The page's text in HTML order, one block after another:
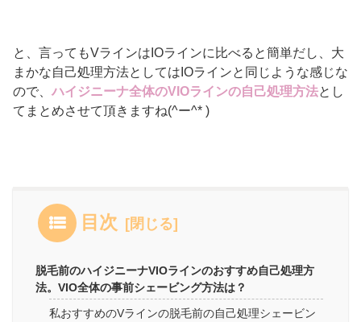
と、言ってもVラインはIOラインに比べると簡単だし、大
まかな自己処理方法としてはIOラインと同じような感じな
ので、 ハイジニーナ全体のVIOラインの自己処理方法とし
てまとめさせて頂きますね(^ー^* )
目次
脱毛前のハイジニーナVIOラインのおすすめ自己処理方
法。VIO全体の事前シェービング方法は？
私おすすめのVラインの脱毛前の自己処理シェービン